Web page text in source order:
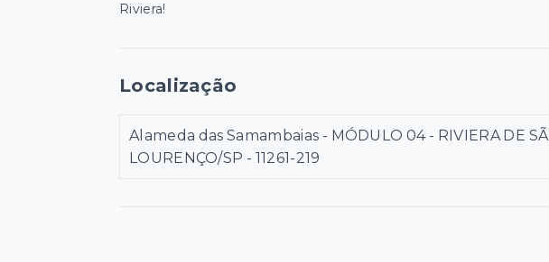
Riviera!
Localização
Alameda das Samambaias - MÓDULO 04 - RIVIERA DE
LOURENÇO/SP - 11261-219